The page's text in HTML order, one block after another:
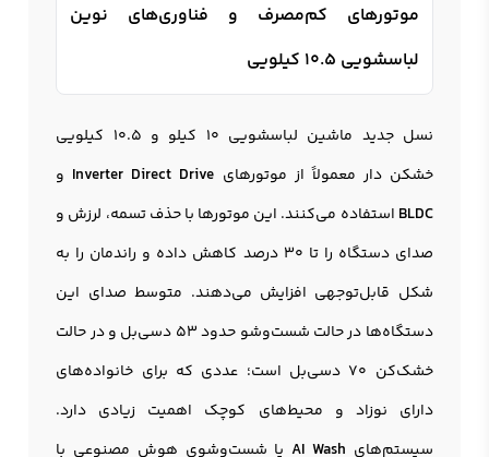
موتورهای کم‌مصرف و فناوری‌های نوین
لباسشویی 10.5 کیلویی
نسل جدید ماشین لباسشویی 10 کیلو و 10.5 کیلویی
خشکن دار معمولاً از موتورهای Inverter Direct Drive و
BLDC استفاده می‌کنند. این موتورها با حذف تسمه، لرزش و
صدای دستگاه را تا ۳۰ درصد کاهش داده و راندمان را به
شکل قابل‌توجهی افزایش می‌دهند. متوسط صدای این
دستگاه‌ها در حالت شست‌وشو حدود ۵۳ دسی‌بل و در حالت
خشک‌کن ۷۰ دسی‌بل است؛ عددی که برای خانواده‌های
دارای نوزاد و محیط‌های کوچک اهمیت زیادی دارد.
سیستم‌های AI Washیا شست‌وشوی هوش مصنوعی با